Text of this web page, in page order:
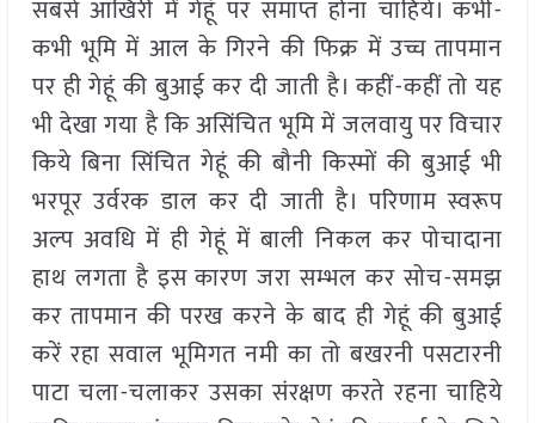
सबसे आखिरी में गेहूं पर समाप्त होना चाहिये। कभी-
कभी भूमि में आल के गिरने की फिक्र में उच्च तापमान
पर ही गेहूं की बुआई कर दी जाती है। कहीं-कहीं तो यह
भी देखा गया है कि असिंचित भूमि में जलवायु पर विचार
किये बिना सिंचित गेहूं की बौनी किस्मों की बुआई भी
भरपूर उर्वरक डाल कर दी जाती है। परिणाम स्वरूप
अल्प अवधि में ही गेहूं में बाली निकल कर पोचादाना
हाथ लगता है इस कारण जरा सम्भल कर सोच-समझ
कर तापमान की परख करने के बाद ही गेहूं की बुआई
करें रहा सवाल भूमिगत नमी का तो बखरनी पसटारनी
पाटा चला-चलाकर उसका संरक्षण करते रहना चाहिये